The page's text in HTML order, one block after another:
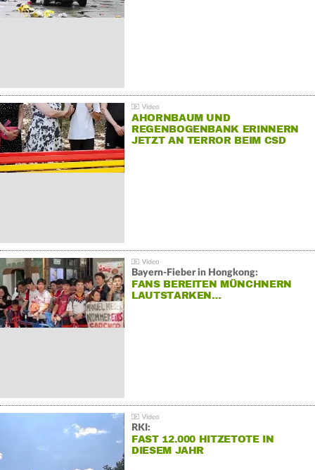
AHORNBAUM UND
REGENBOGENBANK ERINNERN
JETZT AN TERROR BEIM CSD
Bayern-Fieber in Hongkong:
FANS BEREITEN MÜNCHNERN
LAUTSTARKEN…
RKI:
FAST 12.000 HITZETOTE IN
DIESEM JAHR